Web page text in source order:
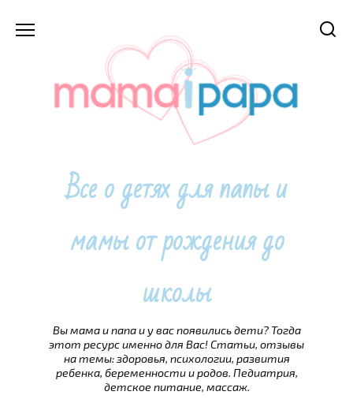
Все о детях для папы и
мамы от рождения до
школы
Вы мама и папа и у вас появились дети? Тогда
этот ресурс именно для Вас! Статьи, отзывы
на темы: здоровья, психологии, развития
ребенка, беременности и родов. Педиатрия,
детское питание, массаж.